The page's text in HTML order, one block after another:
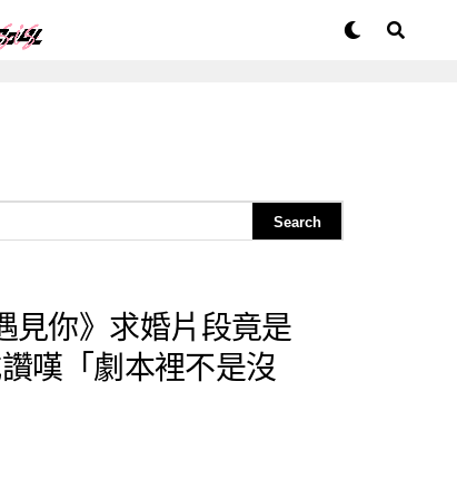
見你》求婚片段竟是
嘆「劇本裡不是沒